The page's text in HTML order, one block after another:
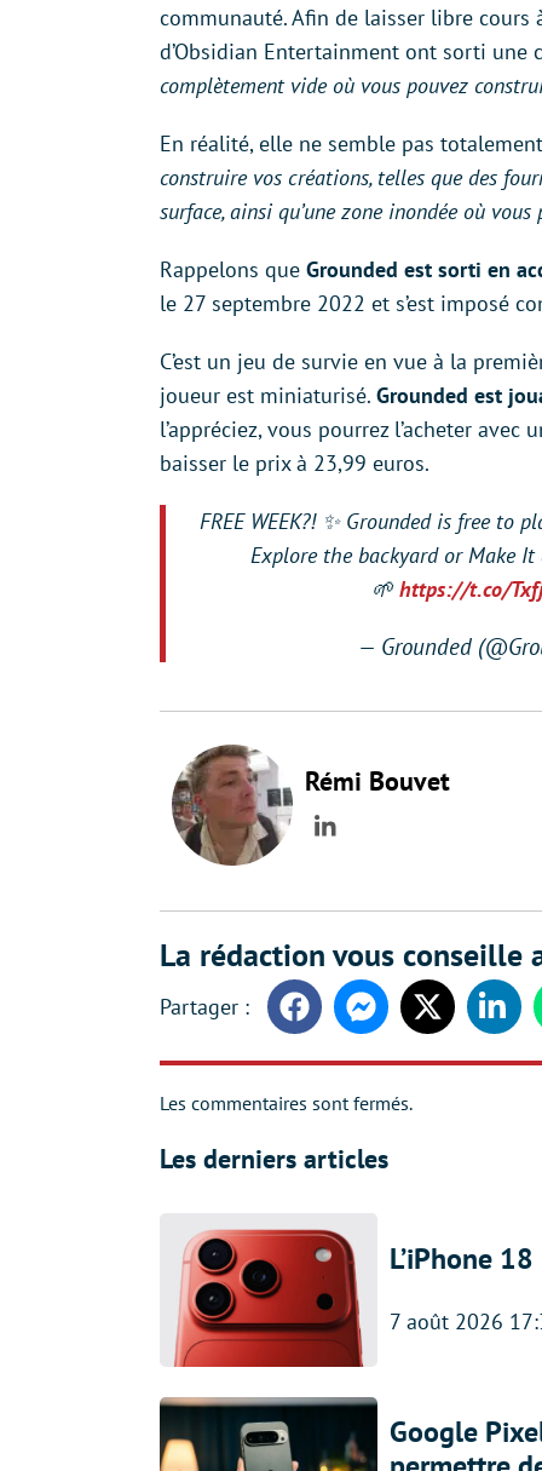
communauté. Afin de laisser libre
d’Obsidian Entertainment ont sorti une
complètement vide où vous pouvez
En réalité, elle ne semble pas
construire vos créations, telles que des
surface, ainsi qu’une zone inondée où
Rappelons que Grounded est sorti en
le 27 septembre 2022 et s’est imposé
C’est un jeu de survie en vue à la
joueur est miniaturisé. Grounded est
l’appréciez, vous pourrez l’acheter
baisser le prix à 23,99 euros.
FREE WEEK?! ✨ Grounded is free to
Explore the backyard or Make
🌱https://t.co/
— Grounded
Rémi Bouvet
LinkedIn
La rédaction vous conseille
FacebookMessengerTwitter
Les commentaires sont fermés.
Les derniers articles
L’iPhone
7 août 2026
Google